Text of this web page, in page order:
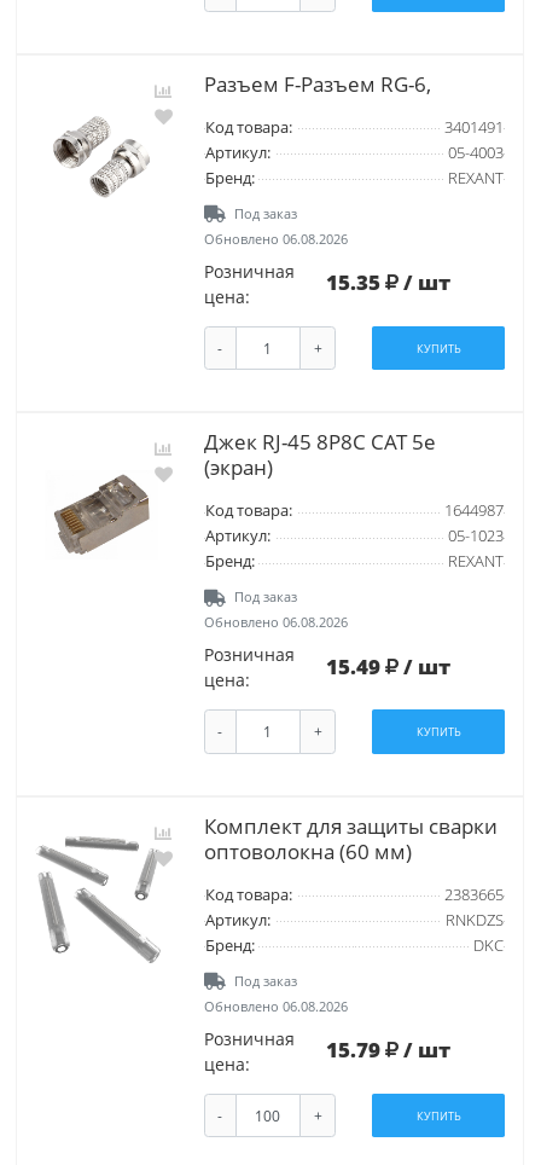
Разъем F-Разъем RG-6,
Код товара:
3401491
Артикул:
05-4003
Бренд:
REXANT
Под заказ
Обновлено 06.08.2026
Розничная
цена:
15.35 / шт
- + КУПИТЬ
Джек RJ-45 8P8C CAT 5e
(экран)
Код товара:
1644987
Артикул:
05-1023
Бренд:
REXANT
Под заказ
Обновлено 06.08.2026
Розничная
цена:
15.49 / шт
- + КУПИТЬ
Комплект для защиты сварки
оптоволокна (60 мм)
Код товара:
2383665
Артикул:
RNKDZS
Бренд:
DKC
Под заказ
Обновлено 06.08.2026
Розничная
цена:
15.79 / шт
- + КУПИТЬ